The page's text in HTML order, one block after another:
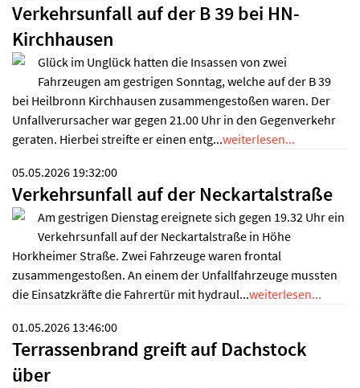
Verkehrsunfall auf der B 39 bei HN-
Kirchhausen
Glück im Unglück hatten die Insassen von zwei
Fahrzeugen am gestrigen Sonntag, welche auf der B 39
bei Heilbronn Kirchhausen zusammengestoßen waren. Der
Unfallverursacher war gegen 21.00 Uhr in den Gegenverkehr
geraten. Hierbei streifte er einen entg...weiterlesen...
05.05.2026 19:32:00
Verkehrsunfall auf der Neckartalstraße
Am gestrigen Dienstag ereignete sich gegen 19.32 Uhr ein
Verkehrsunfall auf der Neckartalstraße in Höhe
Horkheimer Straße. Zwei Fahrzeuge waren frontal
zusammengestoßen. An einem der Unfallfahrzeuge mussten
die Einsatzkräfte die Fahrertür mit hydraul...weiterlesen...
01.05.2026 13:46:00
Terrassenbrand greift auf Dachstock
über